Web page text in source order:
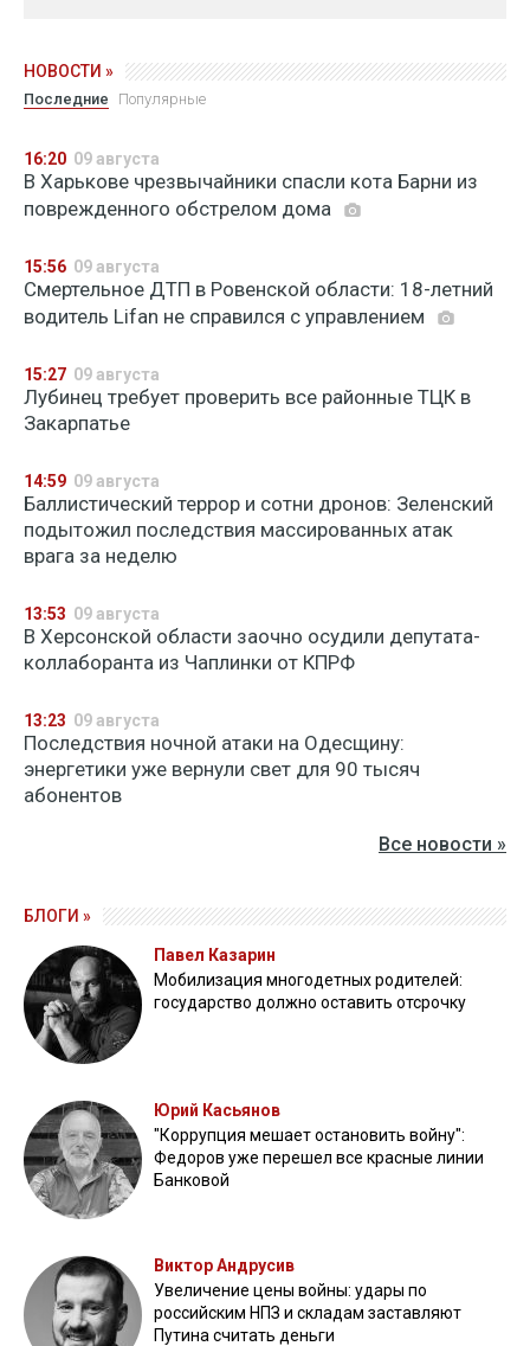
НОВОСТИ »
Последние Популярные
16:20 09 августа
В Харькове чрезвычайники спасли кота Барни из
поврежденного обстрелом дома
15:56 09 августа
Смертельное ДТП в Ровенской области: 18-летний
водитель Lifan не справился с управлением
15:27 09 августа
Лубинец требует проверить все районные ТЦК в
Закарпатье
14:59 09 августа
Баллистический террор и сотни дронов: Зеленский
подытожил последствия массированных атак
врага за неделю
13:53 09 августа
В Херсонской области заочно осудили депутата-
коллаборанта из Чаплинки от КПРФ
13:23 09 августа
Последствия ночной атаки на Одесщину:
энергетики уже вернули свет для 90 тысяч
абонентов
Все новости »
БЛОГИ »
Павел Казарин
Мобилизация многодетных родителей:
государство должно оставить отсрочку
Юрий Касьянов
"Коррупция мешает остановить войну":
Федоров уже перешел все красные линии
Банковой
Виктор Андрусив
Увеличение цены войны: удары по
российским НПЗ и складам заставляют
Путина считать деньги